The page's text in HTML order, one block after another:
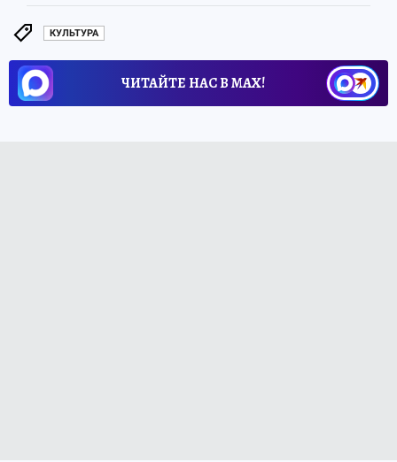
КУЛЬТУРА
ЧИТАЙТЕ НАС В МАХ!